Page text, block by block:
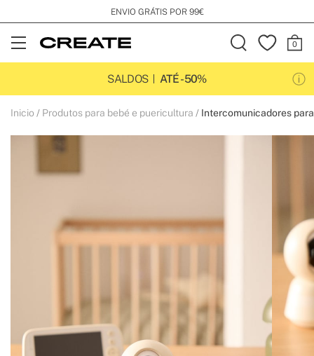
INSCREVA-SE NA NOSSA NEWSLETTER
Open
Menu
SALDOS
ATÉ -50%
Inicio Produtos para bebé e puericultura Intercomunicadores